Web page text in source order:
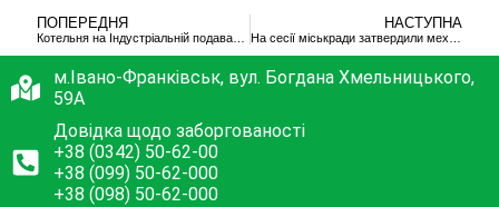
ПОПЕРЕДНЯ НАСТУПНА
м.Івано-Франківськ, вул. Богдана Хмельницького,
59А
Довідка щодо заборгованості
+38 (0342) 50-62-00
+38 (099) 50-62-000
+38 (098) 50-62-000